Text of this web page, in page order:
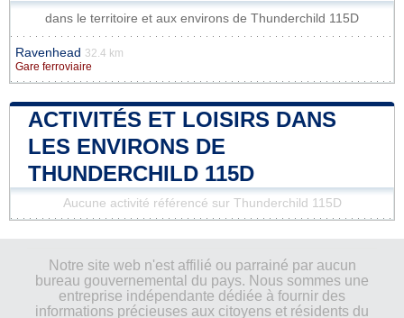
dans le territoire et aux environs de Thunderchild 115D
Ravenhead 32.4 km
Gare ferroviaire
ACTIVITÉS ET LOISIRS DANS
LES ENVIRONS DE
THUNDERCHILD 115D
Aucune activité référencé sur Thunderchild 115D
Notre site web n'est affilié ou parrainé par aucun
bureau gouvernemental du pays. Nous sommes une
entreprise indépendante dédiée à fournir des
informations précieuses aux citoyens et résidents du